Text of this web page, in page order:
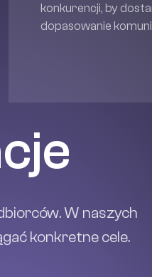
konkurencji, by
dopasowanie
W naszych
konkretne cele.